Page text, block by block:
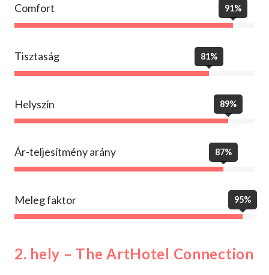
Comfort 91%
Tisztaság 81%
Helyszín 89%
Ár-teljesítmény arány 87%
Meleg faktor 95%
2. hely – The ArtHotel Connection